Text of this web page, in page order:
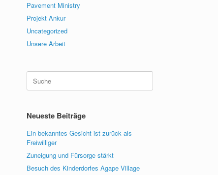
Pavement Ministry
Projekt Ankur
Uncategorized
Unsere Arbeit
Suche
nach:
Neueste Beiträge
Ein bekanntes Gesicht ist zurück als
Freiwilliger
Zuneigung und Fürsorge stärkt
Besuch des Kinderdorfes Agape Village